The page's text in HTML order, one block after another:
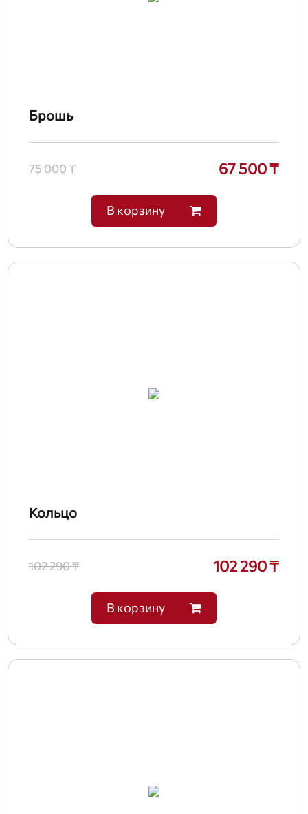
Брошь
75 000 ₸ 67 500 ₸
В корзину
Кольцо
102 290 ₸ 102 290 ₸
В корзину